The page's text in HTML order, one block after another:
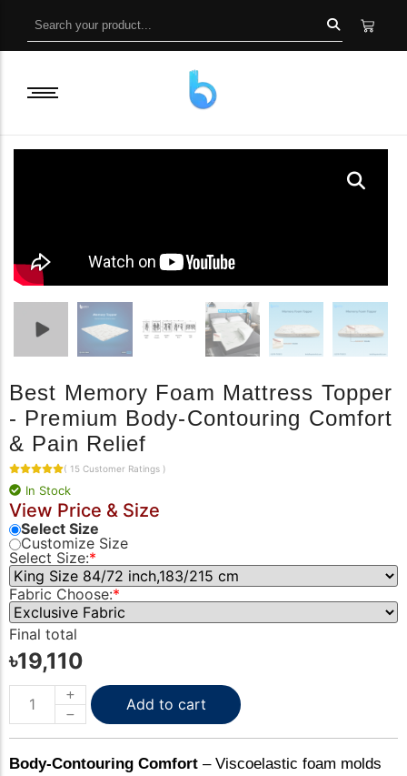
Best Memory Foam Mattress Topper
- Premium Body-Contouring Comfort
& Pain Relief
( 15 Customer Ratings )
In Stock
View Price & Size
Select Size
Customize Size
*
Select Size:
*
Fabric Choose:
Final total
৳19,110
Add to cart
Body-Contouring Comfort – Viscoelastic foam molds